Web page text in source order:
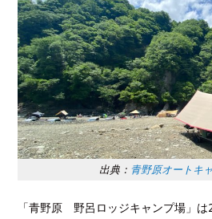
出典： 青野原オートキ
「青野原 野呂ロッジキャンプ場」